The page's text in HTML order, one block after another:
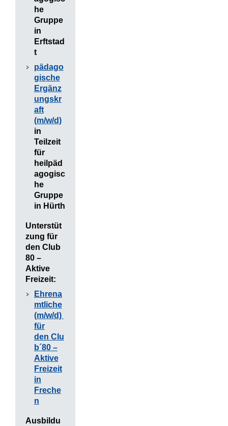
he
Gruppe
in
Erftstad
t
pädago
gische
Ergänz
ungskr
aft
(m/w/d)
in
Teilzeit
für
heilpäd
agogisc
he
Gruppe
in Hürth
Unterstüt
zung für
den Club
80 –
Aktive
Freizeit:
Ehrena
mtliche
(m/w/d)
für
den Clu
b´80 –
Aktive
Freizeit
in
Freche
n
Ausbildu